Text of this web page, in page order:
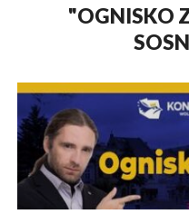
"OGNISKO